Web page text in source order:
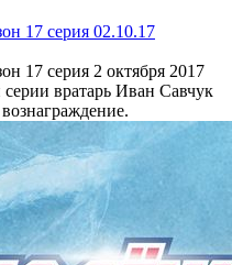
17 серия 02.10.17
17 серия 2 октября 2017
вратарь Иван Савчук